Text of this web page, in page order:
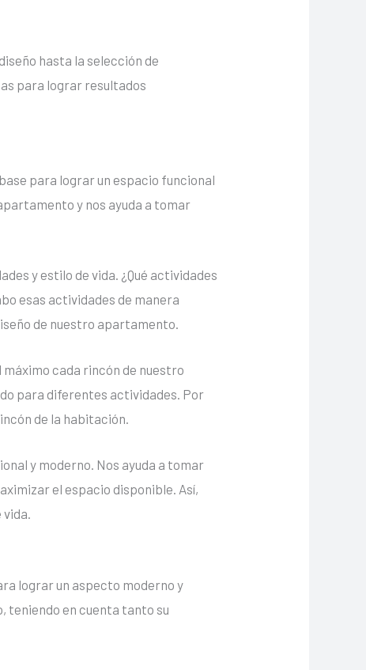
hasta la selección de
para lograr resultados
para lograr un espacio funcional
y nos ayuda a tomar
y estilo de vida. ¿Qué actividades
esas actividades de manera
de nuestro apartamento.
cada rincón de nuestro
para diferentes actividades. Por
de la habitación.
y moderno. Nos ayuda a tomar
el espacio disponible. Así,
lograr un aspecto moderno y
teniendo en cuenta tanto su